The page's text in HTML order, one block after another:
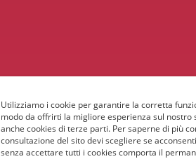
Utilizziamo i cookie per garantire la corretta
modo da offrirti la migliore esperienza sul
anche cookies di terze parti. Per saperne di più
consultazione del sito devi scegliere se
senza accettare tutti i cookies comporta il